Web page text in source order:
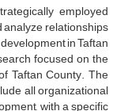
employed
analyze relationships
in Taftan
focused on the
Taftan County. The
all organizational